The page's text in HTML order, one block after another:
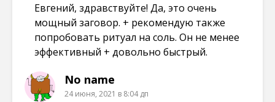
Евгений, здравствуйте! Да, это очень
мощный заговор. + рекомендую также
попробовать ритуал на соль. Он не менее
эффективный + довольно быстрый.
No name
24 июня, 2021 в 8:04 дп